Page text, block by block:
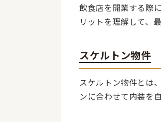
飲食店を開業する際
リットを理解して、
スケルトン物件
スケルトン物件とは
ンに合わせて内装を